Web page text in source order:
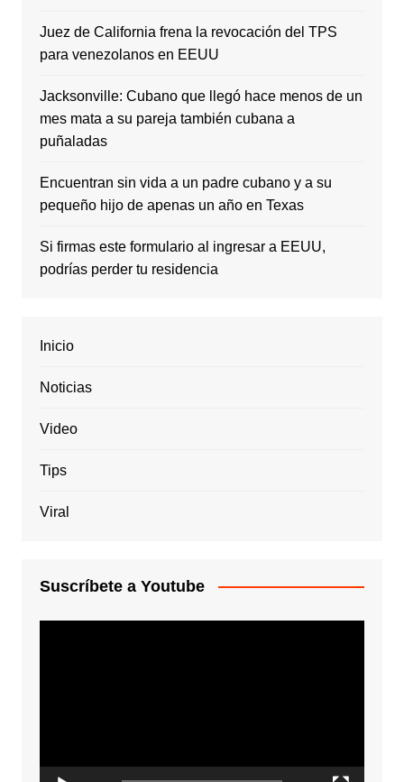
Juez de California frena la revocación del TPS
para venezolanos en EEUU
Jacksonville: Cubano que llegó hace menos de un
mes mata a su pareja también cubana a
puñaladas
Encuentran sin vida a un padre cubano y a su
pequeño hijo de apenas un año en Texas
Si firmas este formulario al ingresar a EEUU,
podrías perder tu residencia
Inicio
Noticias
Video
Tips
Viral
Suscríbete a Youtube